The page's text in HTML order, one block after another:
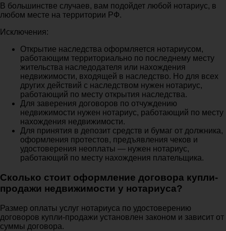
В большинстве случаев, вам подойдет любой нотариус, в
любом месте на территории РФ.
Исключения:
Открытие наследства оформляется нотариусом,
работающим территориально по последнему месту
жительства наследодателя или нахождения
недвижимости, входящей в наследство. Но для всех
других действий с наследством нужен нотариус,
работающий по месту открытия наследства.
Для заверения договоров по отчуждению
недвижимости нужен нотариус, работающий по месту
нахождения недвижимости.
Для принятия в депозит средств и бумаг от должника,
оформления протестов, предъявления чеков и
удостоверения неоплаты — нужен нотариус,
работающий по месту нахождения плательщика.
Сколько стоит оформление договора купли-
продажи недвижимости у нотариуса?
Размер оплаты услуг нотариуса по удостоверению
договоров купли-продажи установлен законом и зависит от
суммы договора.